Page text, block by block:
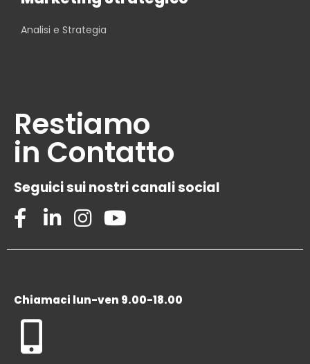
Analisi e Strategia
Restiamo
in Contatto
Seguici sui nostri canali social
Chiamaci lun-ven 9.00-18.00